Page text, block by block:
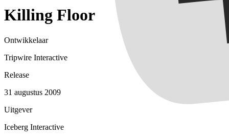
Killing Floor
Ontwikkelaar
Tripwire Interactive
Release
31 augustus 2009
Uitgever
Iceberg Interactive